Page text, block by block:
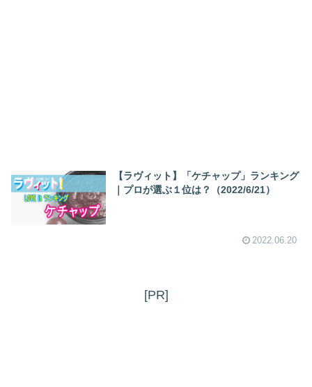
【ラヴィット】「ケチャップ」ランキング
｜プロが選ぶ１位は？（2022/6/21）
2022.06.20
[PR]